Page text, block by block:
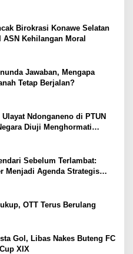
Wawonii
Birokrasi Konawe Selatan
Ketika Jenderal ASN Kehilangan Moral
Jawaban, Mengapa
Tetap Berjalan?
Ndonganeno di PTUN
Diuji Menghormati
Sebelum Terlambat:
Menjadi Agenda Strategis
OTT Terus Berulang
Gol, Libas Nakes Buteng FC
XIX